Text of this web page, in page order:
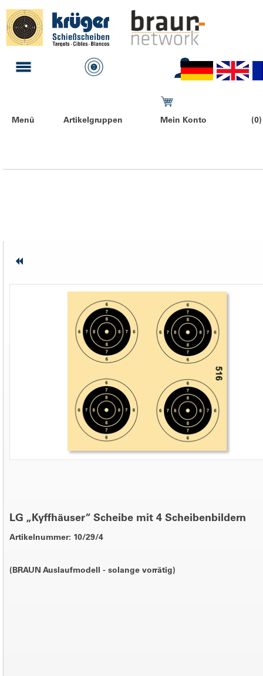
Menü Artikelgruppen Mein Konto
LG „Kyffhäuser“ Scheibe mit 4 Scheibenbildern
Artikelnummer: 10/29/4
(BRAUN Auslaufmodell - solange vorrätig)